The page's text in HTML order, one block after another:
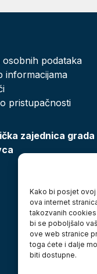
Kako bi posjet
ova internet
takozvanih
bi se poboljšalo
ove web stranice
toga ćete i dalje
biti dostupne.
osobnih podataka
informacijama
pristupačnosti
zajednica grada